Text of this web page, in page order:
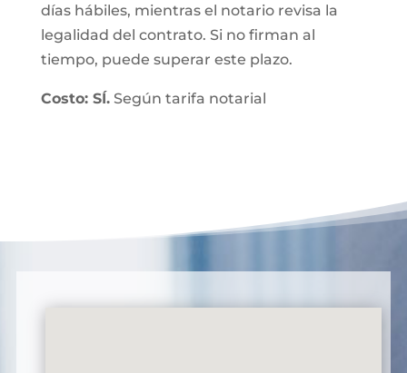
días hábiles, mientras el notario revisa la
legalidad del contrato. Si no firman al
tiempo, puede superar este plazo.
Costo: SÍ.Según tarifa notarial